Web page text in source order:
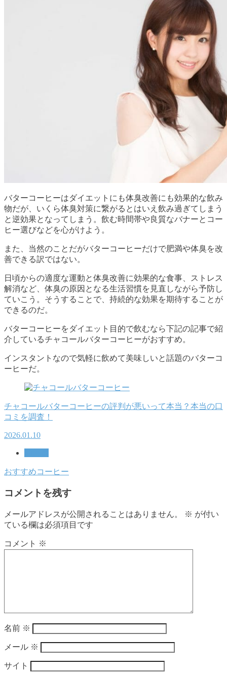
バターコーヒーはダイエットにも体臭改善にも効果的な飲み
物だが、いくら体臭対策に繋がるとはいえ飲み過ぎてしまう
と逆効果となってしまう。飲む時間帯や良質なバナーとコー
ヒー選びなどを心がけよう。
また、当然のことだがバターコーヒーだけで肥満や体臭を改
善できる訳ではない。
日頃からの適度な運動と体臭改善に効果的な食事、ストレス
解消など、体臭の原因となる生活習慣を見直しながら予防し
ていこう。そうすることで、持続的な効果を期待することが
できるのだ。
バターコーヒーをダイエット目的で飲むなら下記の記事で紹
介しているチャコールバターコーヒーがおすすめ。
インスタントなので気軽に飲めて美味しいと話題のバターコ
ーヒーだ。
チャコールバターコーヒーの評判が悪いって本当？本当の口
コミを調査！
2026.01.10
おすすめコーヒー
コメントを残す
メールアドレスが公開されることはありません。 ※ が付い
ている欄は必須項目です
コメント ※
名前 ※
メール ※
サイト